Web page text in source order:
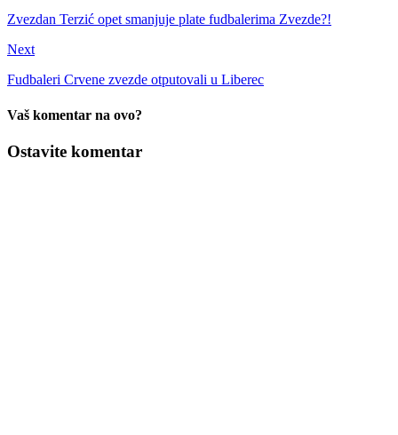
Zvezdan Terzić opet smanjuje plate fudbalerima Zvezde?!
Next
Fudbaleri Crvene zvezde otputovali u Liberec
Vaš komentar na ovo?
Ostavite komentar